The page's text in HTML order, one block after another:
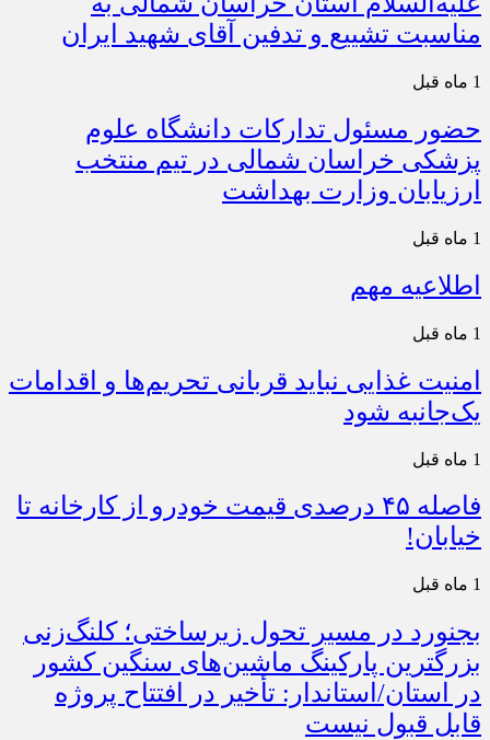
مناسبت تشییع و تدفین آقای شهید ایران
1 ماه قبل
حضور مسئول تدارکات دانشگاه علوم
پزشکی خراسان شمالی در تیم منتخب
ارزیابان وزارت بهداشت
1 ماه قبل
اطلاعیه مهم
1 ماه قبل
امنیت غذایی نباید قربانی تحریم‌ها و اقدامات
یک‌جانبه شود
1 ماه قبل
فاصله ۴۵ درصدی قیمت خودرو از کارخانه تا
خیابان!
1 ماه قبل
بجنورد در مسیر تحول زیرساختی؛ کلنگ‌زنی
بزرگترین پارکینگ ماشین‌های سنگین کشور
در استان/استاندار: تأخیر در افتتاح پروژه
قابل قبول نیست